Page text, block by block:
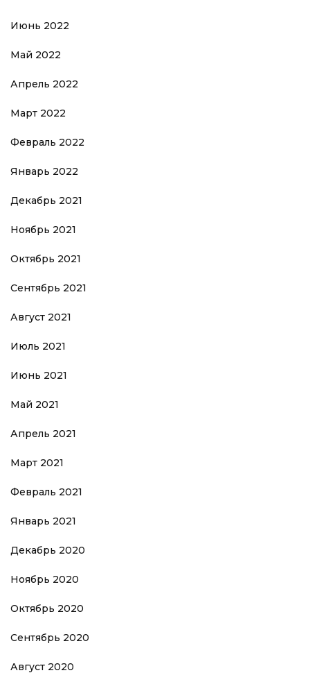
Июнь 2022
Май 2022
Апрель 2022
Март 2022
Февраль 2022
Январь 2022
Декабрь 2021
Ноябрь 2021
Октябрь 2021
Сентябрь 2021
Август 2021
Июль 2021
Июнь 2021
Май 2021
Апрель 2021
Март 2021
Февраль 2021
Январь 2021
Декабрь 2020
Ноябрь 2020
Октябрь 2020
Сентябрь 2020
Август 2020